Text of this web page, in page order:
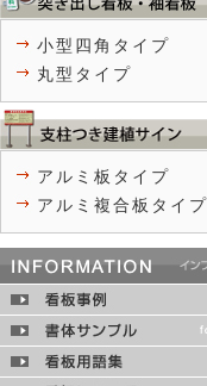
小型四角タイプ
丸型タイプ
アルミ板タイプ
アルミ複合板タイプ